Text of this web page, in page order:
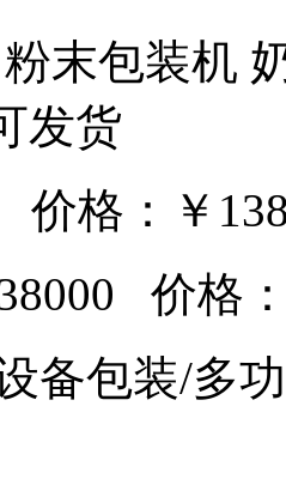
末包装机
发货
格：￥
价格
备包装/多